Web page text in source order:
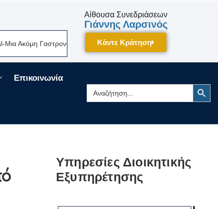
Γαστρονομική Γιορτή Της Πελοποννήσου Δίνει Ραντεβού Τον
Αίθουσα Συνεδριάσεων
Γιάννης Λαρσινός
Κάντε Κράτηση
Επικοινωνία
Search
for:
Search Button
Υπηρεσίες Διοικητικής
Εξυπηρέτησης